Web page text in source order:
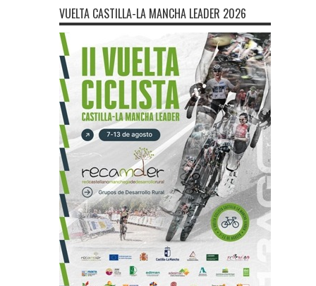
VUELTA CASTILLA-LA MANCHA LEADER 2026